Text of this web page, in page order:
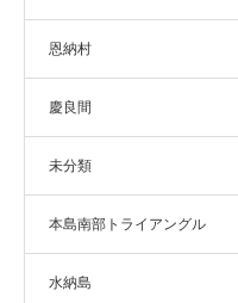
恩納村
慶良間
未分類
本島南部トライアングル
水納島